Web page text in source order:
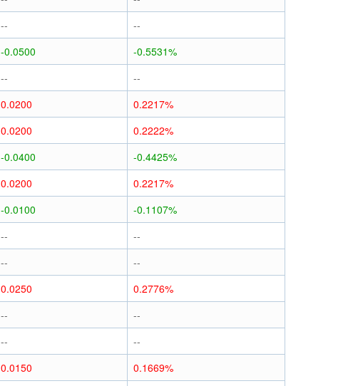
--
--
-0.0500
-0.5531%
--
--
0.0200
0.2217%
0.0200
0.2222%
-0.0400
-0.4425%
0.0200
0.2217%
-0.0100
-0.1107%
--
--
--
--
0.0250
0.2776%
--
--
--
--
0.0150
0.1669%